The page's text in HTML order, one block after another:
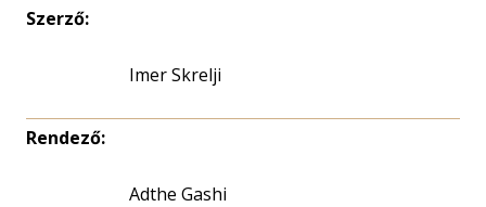
Szerző:
Imer Skrelji
Rendező:
Adthe Gashi